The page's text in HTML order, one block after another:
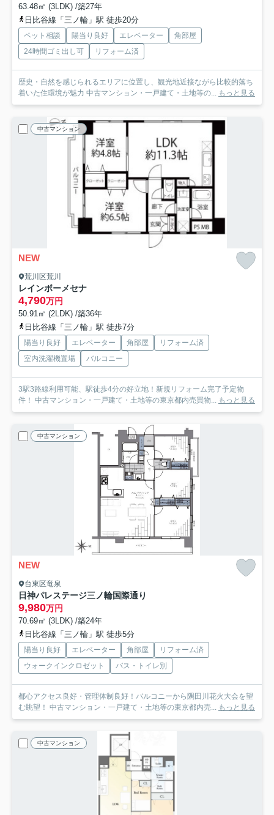
63.48㎡ (3LDK) /築27年
日比谷線「三ノ輪」駅 徒歩20分
ペット相談 陽当り良好 エレベーター
角部屋
24時間ゴミ出し可
リフォーム済
歴史・自然を感じられるエリアに位置し、観光地近接ながら比較的落ち
着いた住環境が魅力 中古マンション・一戸建て・土地等の... もっと見る
中古マンション
NEW
荒川区荒川
レインボーメセナ
4,790万円
50.91㎡ (2LDK) /築36年
日比谷線「三ノ輪」駅 徒歩7分
陽当り良好 エレベーター 角部屋
リフォーム済
室内洗濯機置場
バルコニー
3駅3路線利用可能、駅徒歩4分の好立地！新規リフォーム完了予定物
件！ 中古マンション・一戸建て・土地等の東京都内売買物... もっと見る
中古マンション
NEW
台東区竜泉
日神パレステージ三ノ輪国際通り
9,980万円
70.69㎡ (3LDK) /築24年
日比谷線「三ノ輪」駅 徒歩5分
陽当り良好 エレベーター 角部屋
リフォーム済
ウォークインクロゼット
バス・トイレ別
都心アクセス良好・管理体制良好！バルコニーから隅田川花火大会を望
む眺望！ 中古マンション・一戸建て・土地等の東京都内売... もっと見る
中古マンション